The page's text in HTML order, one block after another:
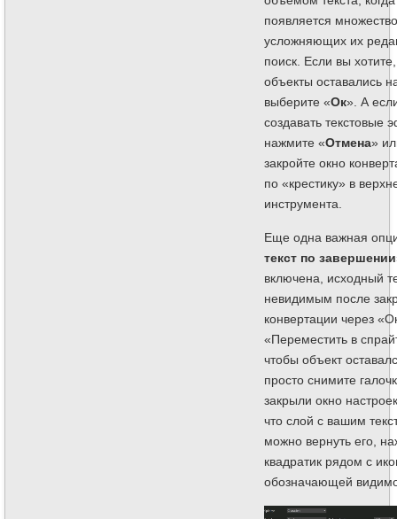
появляется
усложняющих их
поиск. Если вы
объекты оставались
выберите «Ок». А
создавать текстовые
нажмите «Отмена»
закройте окно
по «крестику» в
инструмента.
Еще одна важная
текст по завершении
включена, исходный
невидимым после
конвертации через
«Переместить в
чтобы объект
просто снимите
закрыли окно
что слой с вашим
можно вернуть его,
квадратик рядом с
обозначающей